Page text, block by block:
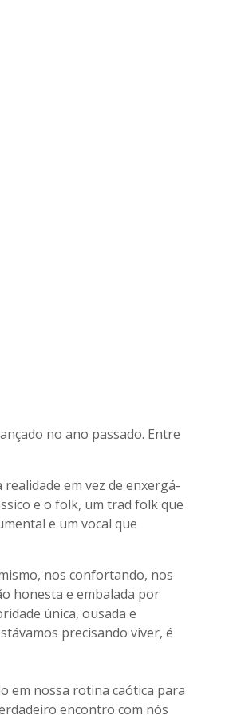
no ano passado. Entre
em vez de enxergá-
e o folk, um trad folk que
e um vocal que
nos confortando, nos
honesta e embalada por
única, ousada e
precisando viver, é
em nossa rotina caótica para
encontro com nós